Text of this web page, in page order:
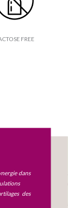
FREE
dans
des